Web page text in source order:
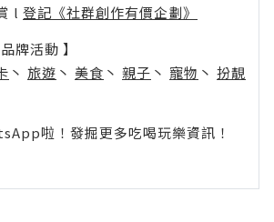
l 登記《社群創作有價企劃》
牌活動 】
丶 旅遊 丶 美食 丶 親子 丶 寵物 丶 扮靚
啦！發掘更多吃喝玩樂資訊！